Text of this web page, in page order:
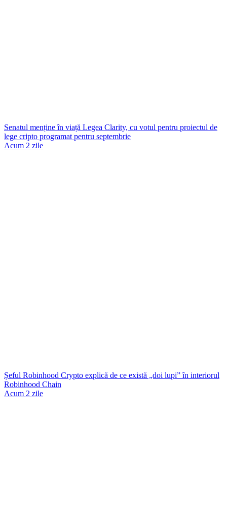
Senatul menține în viață Legea Clarity, cu votul pentru proiectul de
lege cripto programat pentru septembrie
Acum 2 zile
Șeful Robinhood Crypto explică de ce există „doi lupi” în interiorul
Robinhood Chain
Acum 2 zile